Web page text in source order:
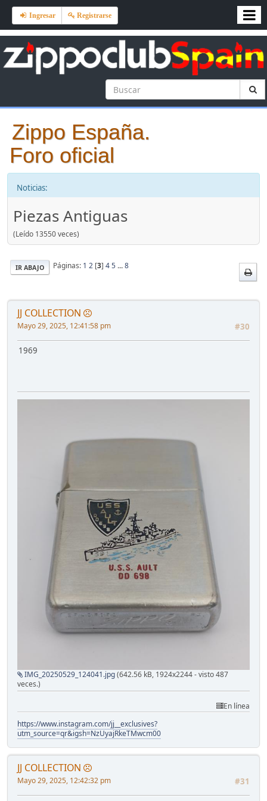
Ingresar Registrarse
Zippo España.
Foro oficial
Noticias:
Piezas Antiguas
(Leído 13550 veces)
IR ABAJO Páginas: 1 2 [3] 45 ...8
JJ COLLECTION
#30
Mayo 29, 2025, 12:41:58 pm
1969
IMG_20250529_124041.jpg(642.56 kB, 1924x2244 - visto 487
veces.)
En línea
https://www.instagram.com/jj__exclusives?
utm_source=qr&igsh=NzUyajRkeTMwcm00
JJ COLLECTION
#31
Mayo 29, 2025, 12:42:32 pm